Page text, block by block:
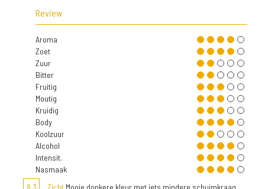
Review
Aroma
Zoet
Zuur
Bitter
Fruitig
Moutig
Kruidig
Body
Koolzuur
Alcohol
Intensit.
Nasmaak
8,3
Zicht Mooie donkere kleur met iets mindere schuimkraag